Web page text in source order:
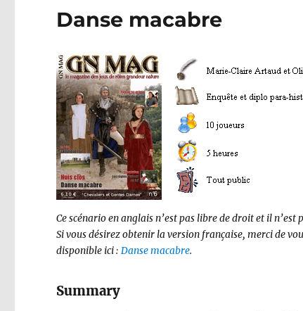
Danse macabre
Ce scénario en anglais n’est pas libre de droit et il
Si vous désirez obtenir la version française, merci de
disponible ici :Danse macabre.
Summary